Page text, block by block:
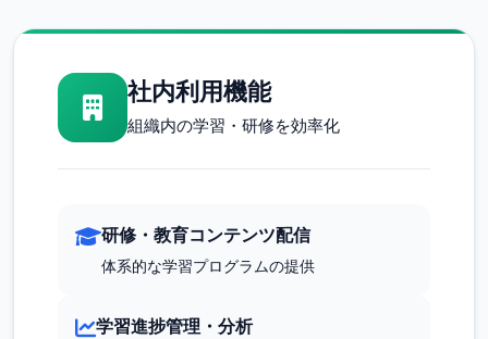
社内利用機能
組織内の学習・研修を効率化
研修・教育コンテンツ配信
体系的な学習プログラムの提供
学習進捗管理・分析